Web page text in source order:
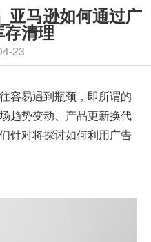
亚马逊如何通过广
清理
23
容易遇到瓶颈，即所谓的
趋势变动、产品更新换代
针对将探讨如何利用广告